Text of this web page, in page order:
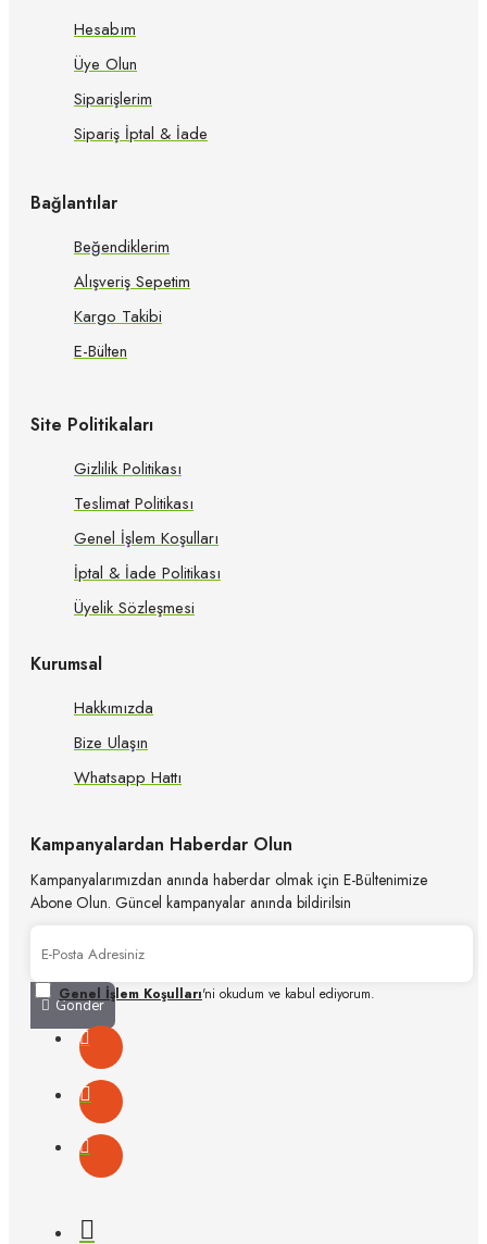
Hesabım
Üye Olun
Siparişlerim
Sipariş İptal & İade
Bağlantılar
Beğendiklerim
Alışveriş Sepetim
Kargo Takibi
E-Bülten
Site Politikaları
Gizlilik Politikası
Teslimat Politikası
Genel İşlem Koşulları
İptal & İade Politikası
Üyelik Sözleşmesi
Kurumsal
Hakkımızda
Bize Ulaşın
Whatsapp Hattı
Kampanyalardan Haberdar Olun
Kampanyalarımızdan anında haberdar olmak için E-Bültenimize
Abone Olun. Güncel kampanyalar anında bildirilsin
Gönder
Genel İşlem Koşulları'ni okudum ve kabul ediyorum.